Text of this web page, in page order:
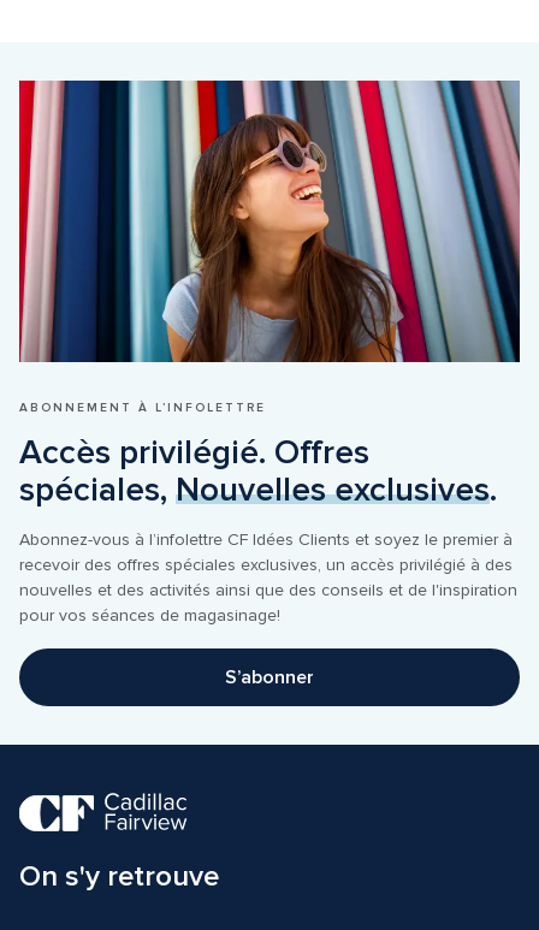
ABONNEMENT À L’INFOLETTRE
Accès privilégié. Offres
spéciales, Nouvelles exclusives.
Abonnez-vous à l’infolettre CF Idées Clients et soyez le premier à
recevoir des offres spéciales exclusives, un accès privilégié à des
nouvelles et des activités ainsi que des conseils et de l'inspiration
pour vos séances de magasinage!
S’abonner
On s'y retrouve